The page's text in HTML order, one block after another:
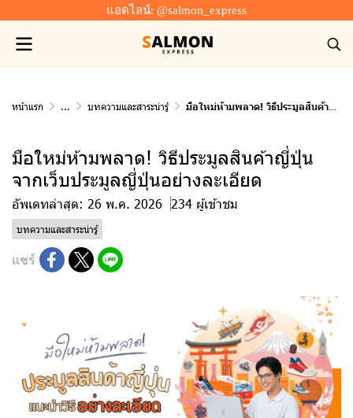
แอดไลน์: @salmon_express
หน้าแรก ... บทความและสาระน่ารู้ มือใหม่ห้ามพลาด! วิธีประมูลสินค้าญี่ปุ่นจากเว็บประมูลญี่ปุ่นอย่างละเอียด
มือใหม่ห้ามพลาด! วิธีประมูลสินค้าญี่ปุ่น
จากเว็บประมูลญี่ปุ่นอย่างละเอียด
อัพเดทล่าสุด: 26 พ.ค. 2026 234 ผู้เข้าชม
บทความและสาระน่ารู้
แชร์